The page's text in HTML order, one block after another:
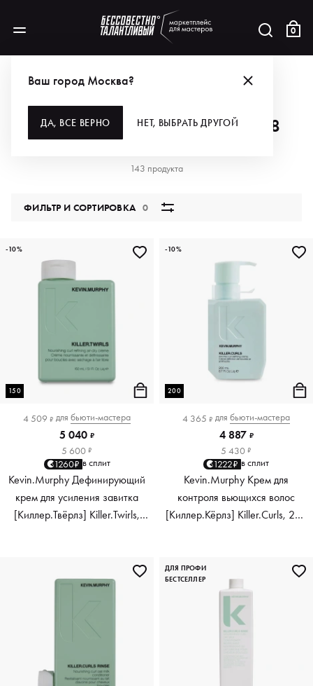
0
Ваш город Москва?
ДА, ВСЕ ВЕРНО НЕТ, ВЫБРАТЬ ДРУГОЙ
ЗАБИРАЙ-КА ПЛЮС 8 НА ВСЁ К 8
143 продукта
ФИЛЬТР И СОРТИРОВКА0
150
4 509 ₽ для бьюти-мастера
5 040 ₽
5 600 ₽
1260₽ в сплит
Kevin.Murphy Дефинирующий
крем для усиления завитка
[Киллер.Твёрлз] Killer.Twirls,
-10%
200
4 365 ₽ для бьюти-мастера
4 887 ₽
5 430 ₽
1222₽ в сплит
Kevin.Murphy Крем для
контроля вьющихся волос
[Киллер.Кёрлз] Killer.Curls, 200
-10%
ДЛЯ ПРОФИ
БЕСТСЕЛЛЕР